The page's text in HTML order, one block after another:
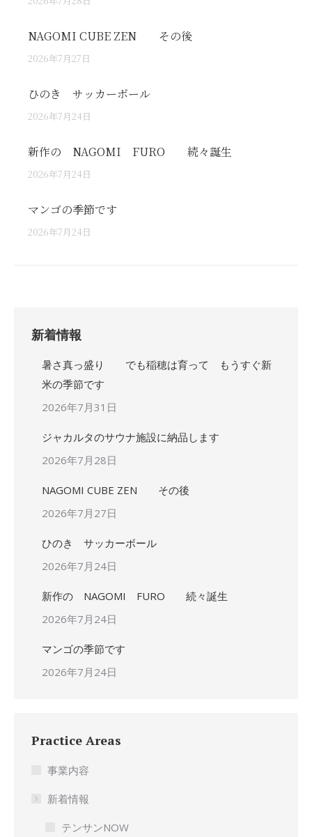
NAGOMI CUBE ZEN その後
2026年7月27日
ひのき サッカーボール
2026年7月24日
新作の NAGOMI FURO 続々誕生
2026年7月24日
マンゴの季節です
2026年7月24日
新着情報
暑さ真っ盛り でも稲穂は育って もうすぐ新
米の季節です
2026年7月31日
ジャカルタのサウナ施設に納品します
2026年7月28日
NAGOMI CUBE ZEN その後
2026年7月27日
ひのき サッカーボール
2026年7月24日
新作の NAGOMI FURO 続々誕生
2026年7月24日
マンゴの季節です
2026年7月24日
Practice Areas
事業内容
新着情報
テンサンNOW